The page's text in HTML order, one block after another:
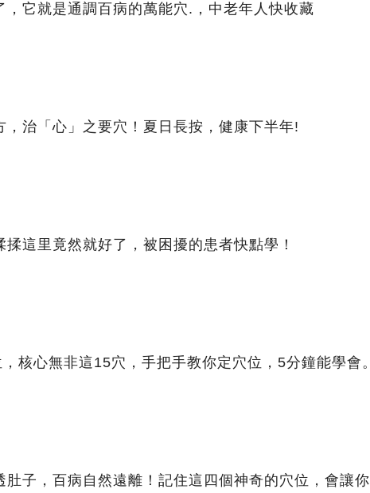
，它就是通調百病的萬能穴.，中老年人快收藏
，治「心」之要穴！夏日長按，健康下半年!
揉這里竟然就好了，被困擾的患者快點學！
核心無非這15穴，手把手教你定穴位，5分鐘能學會。
肚子，百病自然遠離！記住這四個神奇的穴位，會讓